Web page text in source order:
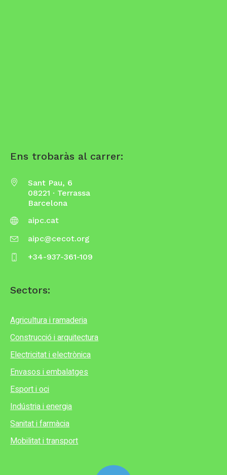
Ens trobaràs al carrer:
Sant Pau, 6
08221 · Terrassa
Barcelona
aipc.cat
aipc@cecot.org
+34-937-361-109
Sectors:
Agricultura i ramaderia
Construcció i arquitectura
Electricitat i electrònica
Envasos i embalatges
Esport i oci
Indústria i energia
Sanitat i farmàcia
Mobilitat i transport